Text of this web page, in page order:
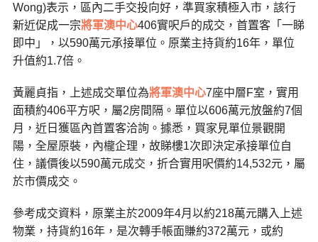
Wong)表示，區內二手交投向好，準買家積極入市，該行
新近促成一宗將軍澳中心406實呎戶的成交，首置客「一睇
即中」，以590萬元承接單位。原業主持貨約16年，單位
升值約1.7倍。
黃麗貞指，上述成交單位為將軍澳中心7座中層F室，實用
面積約406平方呎，屬2房間隔。單位以606萬元放盤約7個
月，近日獲區內首置客洽詢。據悉，買家見單位景觀開
陽，全屋原裝，內櫳企理，故睇樓1次即決定承接單位自
住，議價後以590萬元成交，折合實用呎價約14,532元，屬
於市價成交。
參考成交資料，原業主於2009年4月以約218萬元購入上述
物業，持貨約16年，是次轉手帳面賺約372萬元，或約